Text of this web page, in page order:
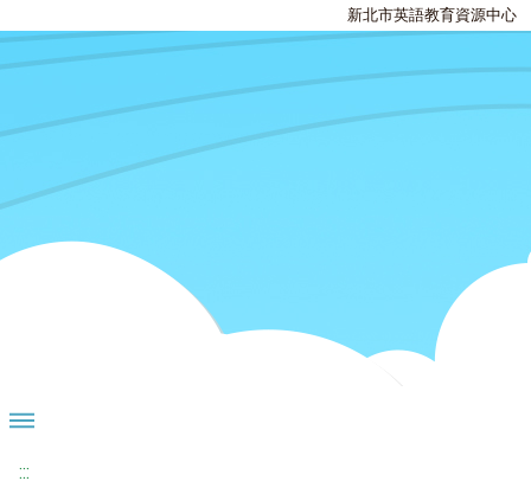
新北市英語教育資源中心
:::